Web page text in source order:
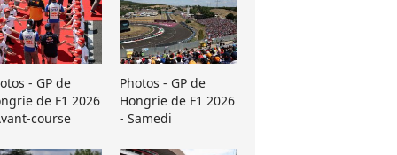
- GP de
de F1 2026
course
Photos - GP de
Hongrie de F1 2026
- Samedi